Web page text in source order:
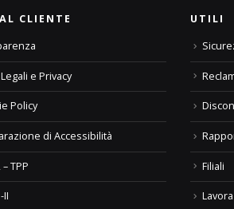
CLIENTE
e Privacy
Policy
di Accessibilità
TPP
II
UTILI
Filiali